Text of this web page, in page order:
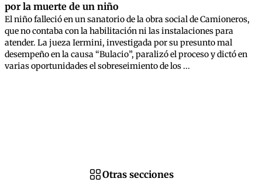
por la muerte de un niño
El niño falleció en un sanatorio de la obra social de Camioneros,
que no contaba con la habilitación ni las instalaciones para
atender. La jueza Iermini, investigada por su presunto mal
desempeño en la causa “Bulacio”, paralizó el proceso y dictó en
varias oportunidades el sobreseimiento de los ...
Otras secciones